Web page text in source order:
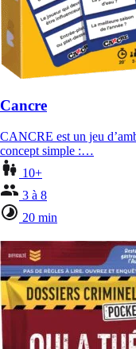
Cancre
CANCRE est un jeu
concept simple :…
10+
3 à 8
20 min